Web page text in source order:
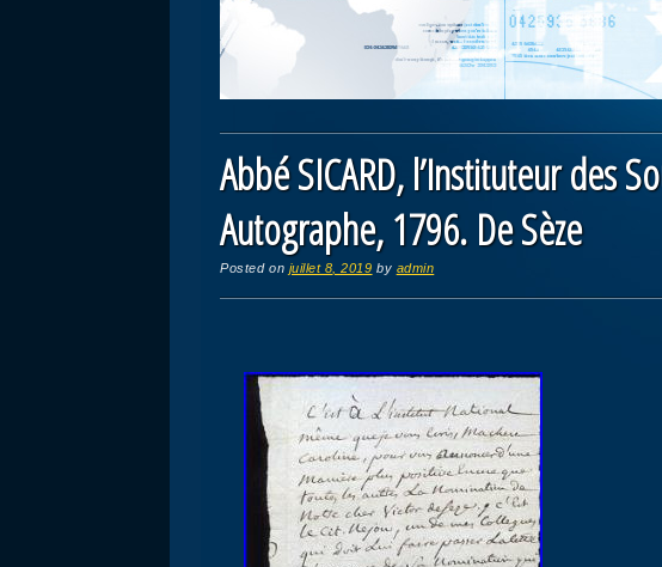
Abbé SICARD, l’Instituteur des
Autographe, 1796. De Sèze
Posted on juillet 8, 2019 by admin